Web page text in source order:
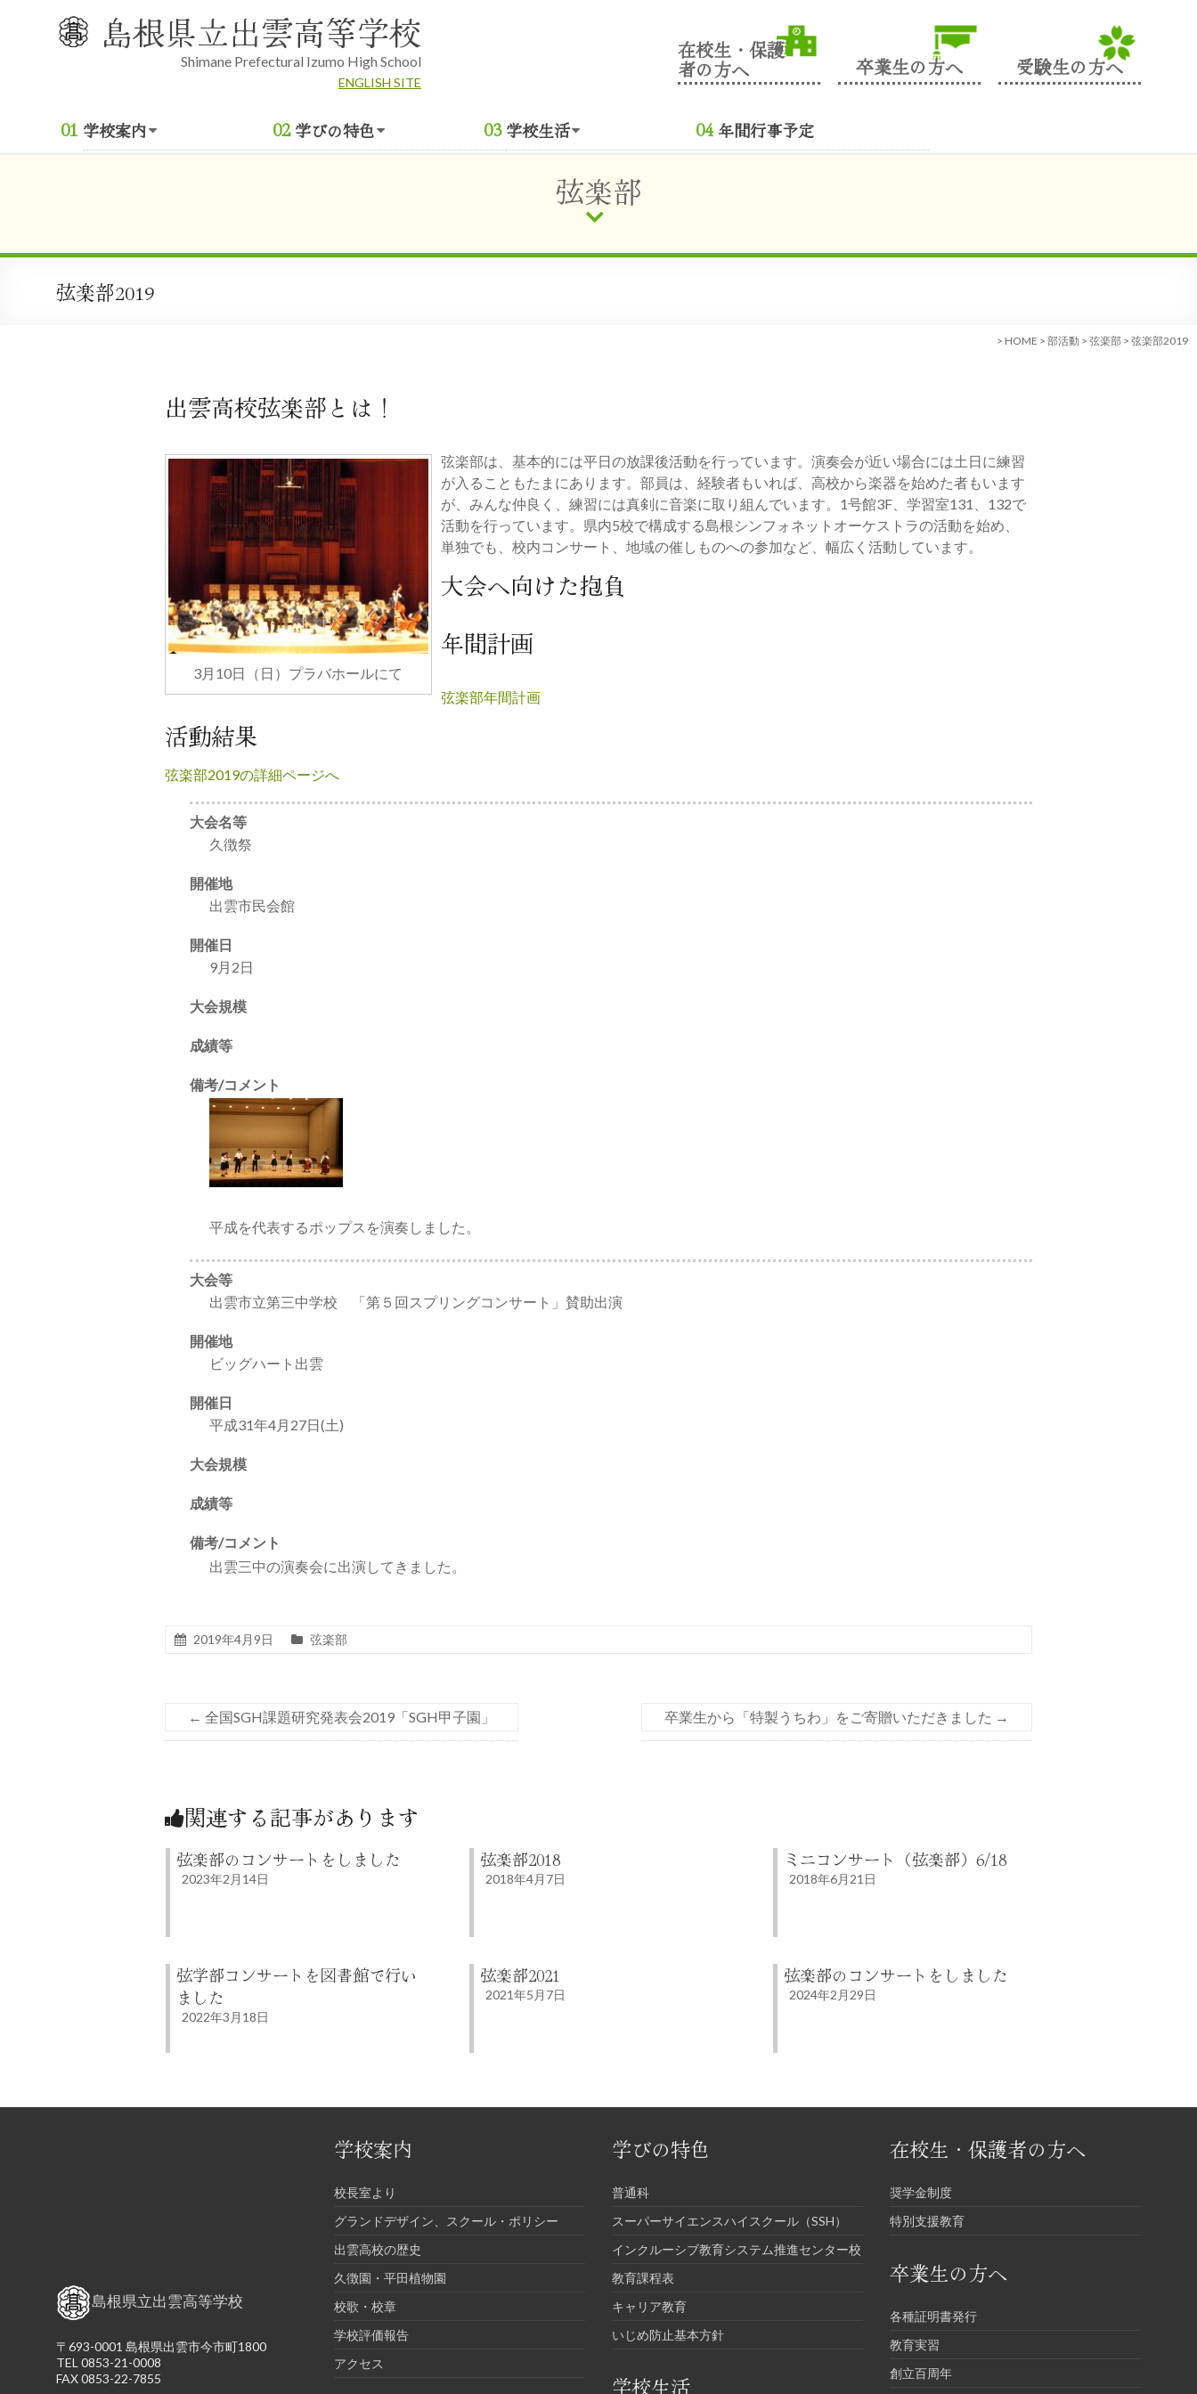
島根県立出雲高等学校
Shimane Prefectural Izumo High School
ENGLISH SITE
在校生・保護
者の方へ 卒業生の方へ 受験生の方へ
学校案内 学びの特色 学校生活 年間行事予定
弦楽部
弦楽部2019
> HOME > 部活動 > 弦楽部 > 弦楽部2019
出雲高校弦楽部とは！
3月10日（日）プラバホールにて
弦楽部は、基本的には平日の放課後活動を行っています。演奏会が近い場合には土日に練習
が入ることもたまにあります。部員は、経験者もいれば、高校から楽器を始めた者もいます
が、みんな仲良く、練習には真剣に音楽に取り組んでいます。1号館3F、学習室131、132で
活動を行っています。県内5校で構成する島根シンフォネットオーケストラの活動を始め、
単独でも、校内コンサート、地域の催しものへの参加など、幅広く活動しています。
大会へ向けた抱負
年間計画
弦楽部年間計画
活動結果
弦楽部2019の詳細ページへ
大会名等
久徴祭
開催地
出雲市民会館
開催日
9月2日
大会規模
成績等
備考/コメント
平成を代表するポップスを演奏しました。
大会等
出雲市立第三中学校 「第５回スプリングコンサート」賛助出演
開催地
ビッグハート出雲
開催日
平成31年4月27日(土)
大会規模
成績等
備考/コメント
出雲三中の演奏会に出演してきました。
2019年4月9日 弦楽部
← 全国SGH課題研究発表会2019「SGH甲子園」 卒業生から「特製うちわ」をご寄贈いただきました →
関連する記事があります
弦楽部のコンサートをしました
2023年2月14日
弦楽部2018
2018年4月7日
ミニコンサート（弦楽部）6/18
2018年6月21日
弦学部コンサートを図書館で行い
ました
2022年3月18日
弦楽部2021
2021年5月7日
弦楽部のコンサートをしました
2024年2月29日
島根県立出雲高等学校
〒693-0001 島根県出雲市今市町1800
TEL 0853-21-0008
FAX 0853-22-7855
学校案内
校長室より
グランドデザイン、スクール・ポリシー
出雲高校の歴史
久徴園・平田植物園
校歌・校章
学校評価報告
アクセス
学びの特色
普通科
スーパーサイエンスハイスクール（SSH）
インクルーシブ教育システム推進センター校
教育課程表
キャリア教育
いじめ防止基本方針
学校生活
在校生・保護者の方へ
奨学金制度
特別支援教育
卒業生の方へ
各種証明書発行
教育実習
創立百周年